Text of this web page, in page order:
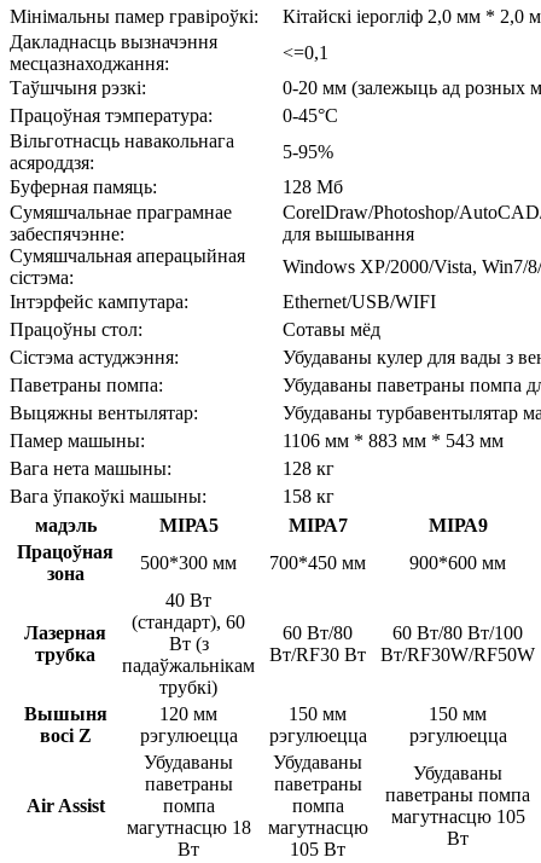
Мінімальны памер гравіроўкі:
Кітайскі іерогліф 2,0 мм * 2,0
Дакладнасць вызначэння
месцазнаходжання:
<=0,1
Таўшчыня рэзкі:
0-20 мм (залежыць ад розных
Працоўная тэмпература:
0-45°C
Вільготнасць навакольнага
асяроддзя:
5-95%
Буферная памяць:
128 Мб
Сумяшчальнае праграмнае
забеспячэнне:
CorelDraw/Photoshop/
для вышывання
Сумяшчальная аперацыйная
сістэма:
Windows XP/2000/Vista, Win7/
Інтэрфейс кампутара:
Ethernet/USB/WIFI
Працоўны стол:
Сотавы мёд
Сістэма астуджэння:
Убудаваны кулер для вады з
Паветраны помпа:
Убудаваны паветраны помпа
Выцяжны вентылятар:
Убудаваны турбавентылятар
Памер машыны:
1106 мм * 883 мм * 543 мм
Вага нета машыны:
128 кг
Вага ўпакоўкі машыны:
158 кг
мадэль
МІРА5 МІРА7
МІРА9
Працоўная
зона
500*300 мм 700*450 мм 900*600 мм
Лазерная
трубка
40 Вт
(стандарт), 60
Вт (з
падаўжальнікам
трубкі)
60 Вт/80
Вт/RF30 Вт
60 Вт/80 Вт/100
Вт/RF30W/RF50W
Вышыня
восі Z
120 мм
рэгулюецца
150 мм
рэгулюецца
150 мм
рэгулюецца
Air Assist
Убудаваны
паветраны
помпа
магутнасцю 18
Вт
Убудаваны
паветраны
помпа
магутнасцю
105 Вт
Убудаваны
паветраны помпа
магутнасцю 105
Вт